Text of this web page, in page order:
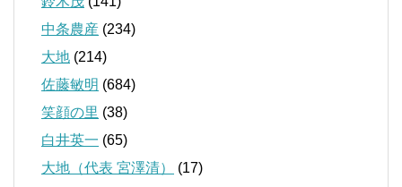
中条農産 (234)
大地 (214)
佐藤敏明 (684)
笑顔の里 (38)
白井英一 (65)
大地（代表 宮澤清）
(17)